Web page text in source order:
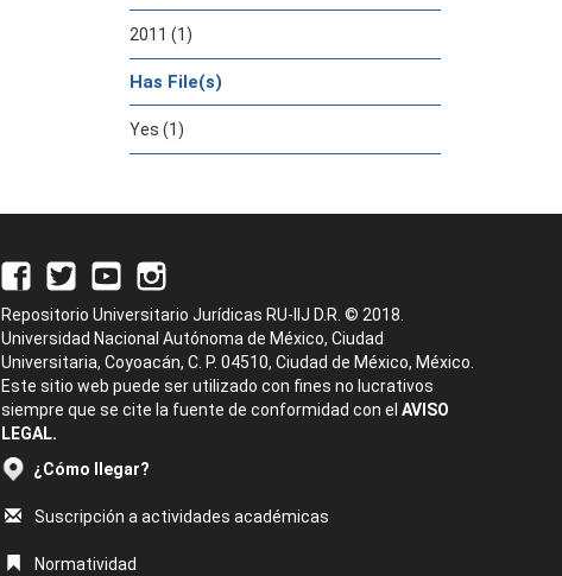
2011 (1)
Has File(s)
Yes (1)
Repositorio Universitario Jurídicas RU-IIJ D.R. © 2018.
Universidad Nacional Autónoma de México, Ciudad
Universitaria, Coyoacán, C. P. 04510, Ciudad de México, México.
Este sitio web puede ser utilizado con fines no lucrativos
siempre que se cite la fuente de conformidad con el AVISO
LEGAL.
¿Cómo llegar?
Suscripción a actividades académicas
Normatividad